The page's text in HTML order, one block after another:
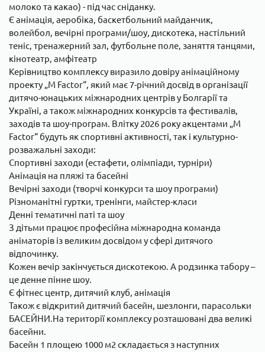
молоко та какао) - під час сніданку.
Є анімація, аеробіка, баскетбольний майданчик,
волейбол, вечірні програми/шоу, дискотека, настільний
теніс, тренажерний зал, футбольне поле, заняття танцями,
кінотеатр, амфітеатр
Керівництво комплексу виразило довіру анімаційному
проекту „M Factor“, який має 7-річний досвід в організації
дитячо-юнацьких міжнародних центрів у Болгарії та
Україні, а також міжнародних конкурсів та фестивалів,
заходів та шоу-програм. Влітку 2026 року акцентами „M
Factor“ будуть як спортивні активності, так і культурно-
розважальні заходи:
Спортивні заходи (естафети, олімпіади, турніри)
Анімація на пляжі та басейні
Вечірні заходи (творчі конкурси та шоу програми)
Різноманітні гуртки, тренінги, майстер-класи
Денні тематичні паті та шоу
З дітьми працює професійна міжнародна команда
аніматорів із великим досвідом у сфері дитячого
відпочинку.
Кожен вечір закінчується дискотекою. А родзинка табору –
це денне пінне шоу.
Є фітнес центр, дитячий клуб, анімація
Також є відкритий дитячий басейн, шезлонги, парасольки
БАСЕЙНИ.На території комплексу розташовані два великі
басейни.
Басейн 1 площею 1000 м2 складається з наступних